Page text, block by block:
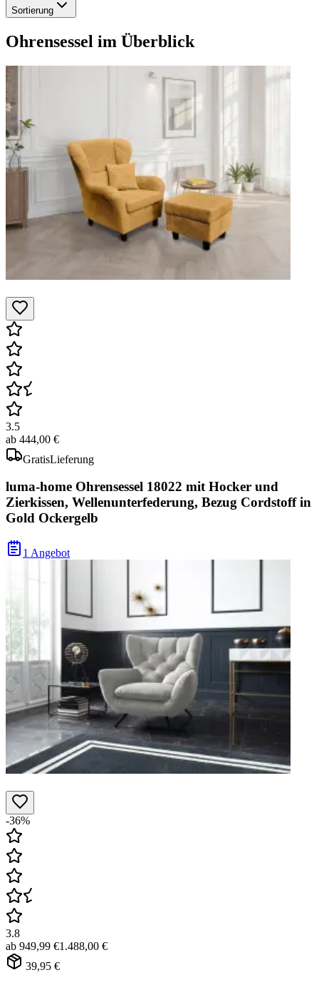
Sortierung
Ohrensessel im Überblick
3.5
ab 444,00 €
GratisLieferung
luma-home Ohrensessel 18022 mit Hocker und
Zierkissen, Wellenunterfederung, Bezug Cordstoff in
Gold Ockergelb
1 Angebot
-36%
3.8
ab 949,99 €1.488,00 €
39,95 €